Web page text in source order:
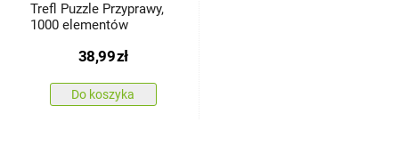
Trefl Puzzle Przyprawy,
1000 elementów
38,99zł
Do koszyka